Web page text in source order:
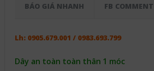
BÁO GIÁ NHANH FB COMMENT
Lh: 0905.679.001 / 0983.693.799
Dây an toàn toàn thân 1 móc